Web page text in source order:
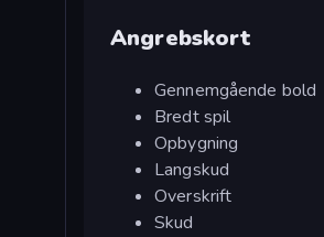
Angrebskort
Gennemgående bold
Bredt spil
Opbygning
Langskud
Overskrift
Skud